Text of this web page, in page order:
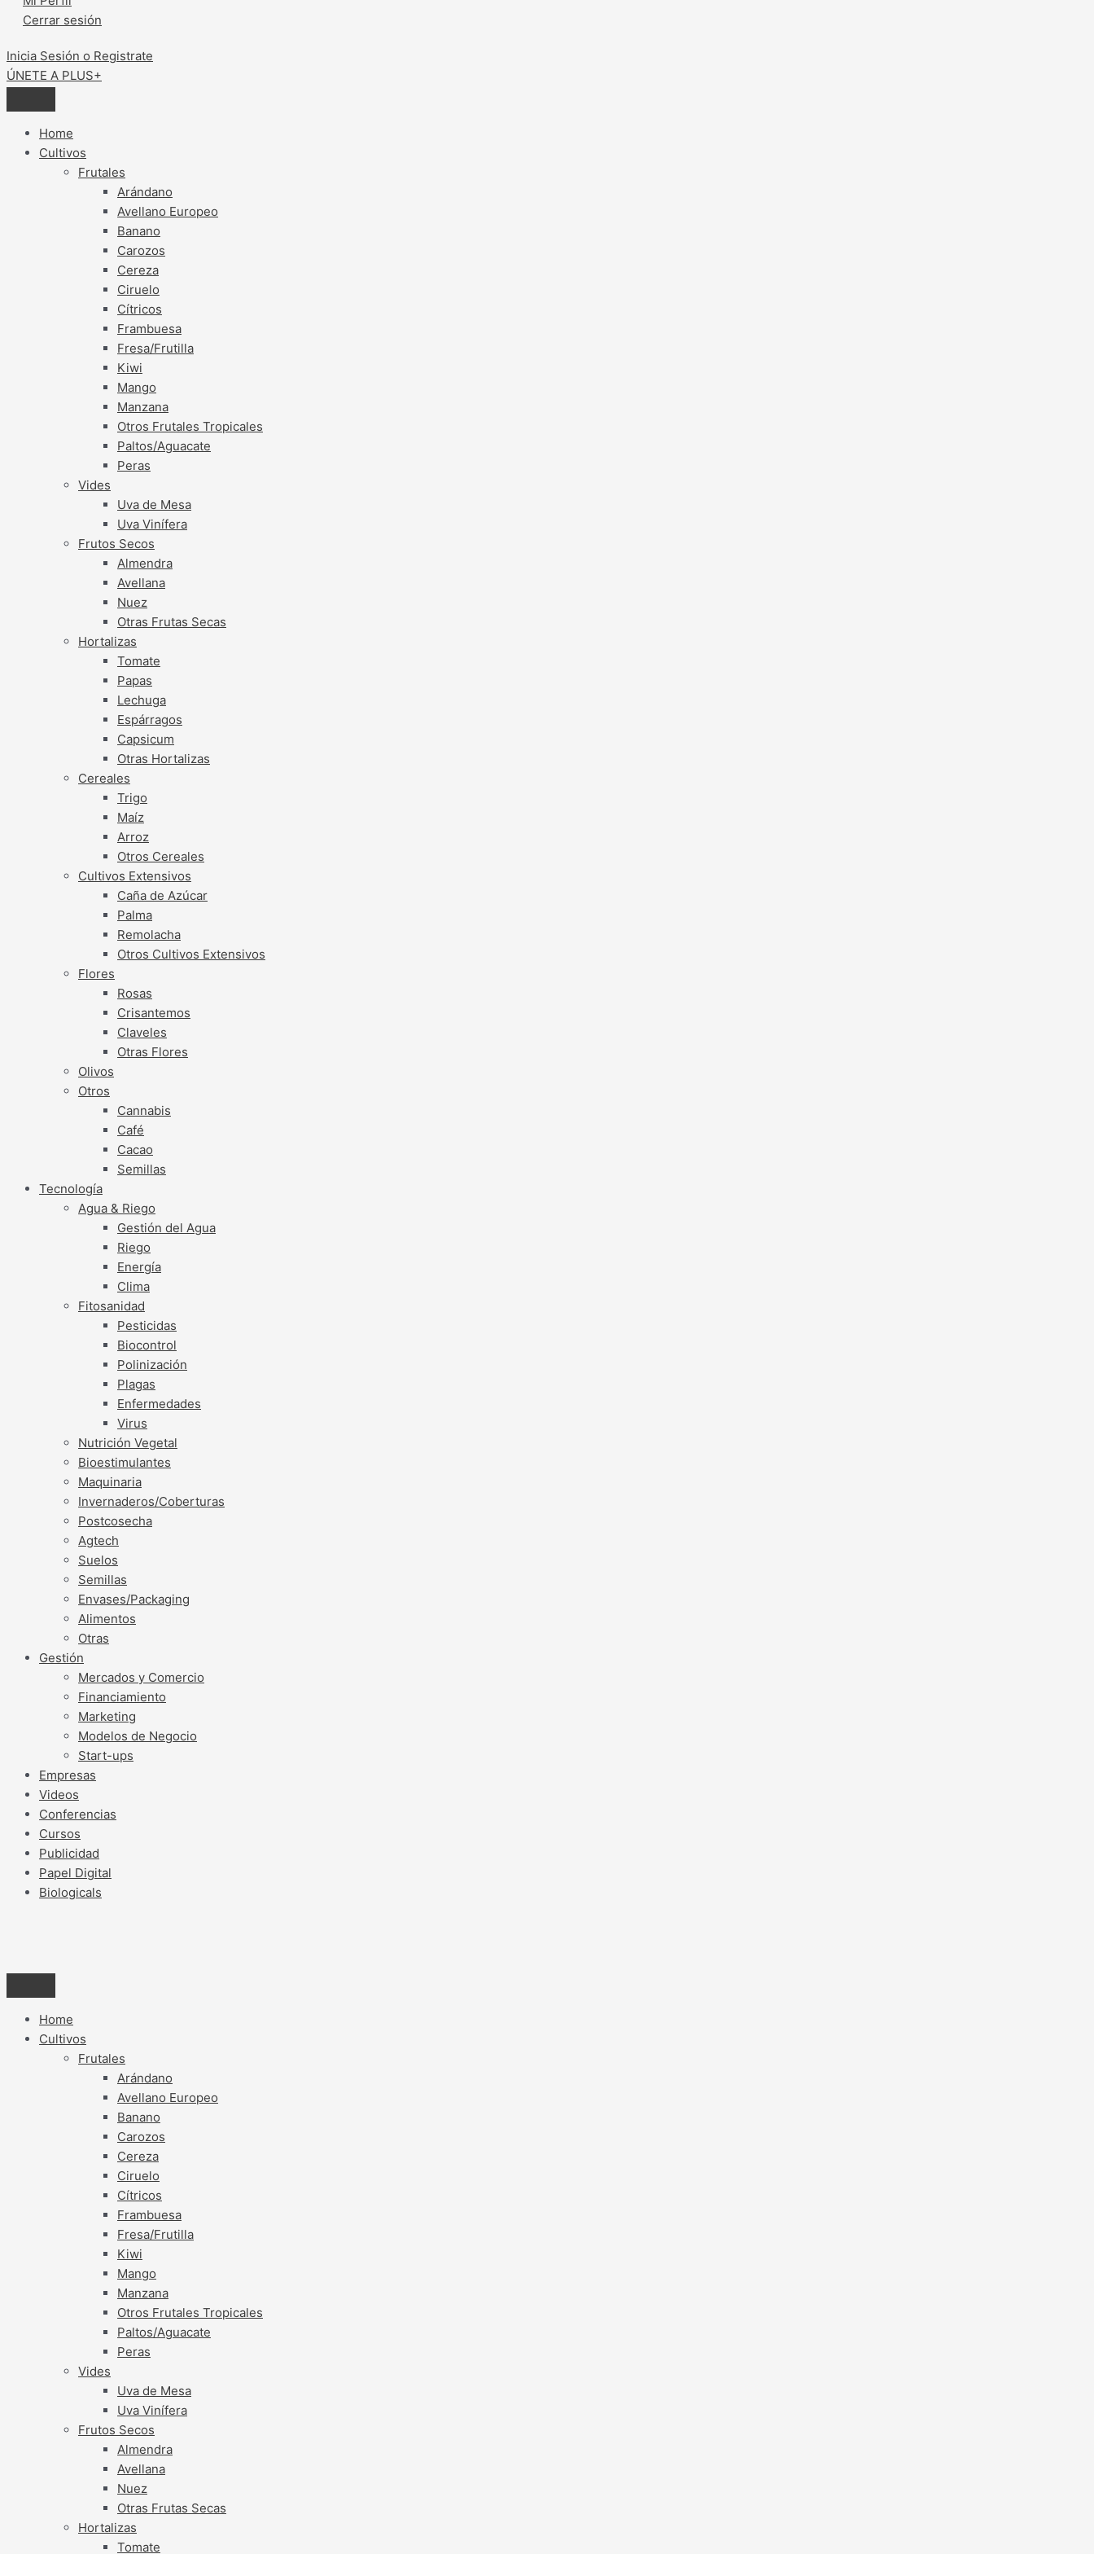
Cerrar sesión
Inicia Sesión o Registrate
ÚNETE A PLUS+
Home
Cultivos
Frutales
Arándano
Avellano Europeo
Banano
Carozos
Cereza
Ciruelo
Cítricos
Frambuesa
Fresa/Frutilla
Kiwi
Mango
Manzana
Otros Frutales Tropicales
Paltos/Aguacate
Peras
Vides
Uva de Mesa
Uva Vinífera
Frutos Secos
Almendra
Avellana
Nuez
Otras Frutas Secas
Hortalizas
Tomate
Papas
Lechuga
Espárragos
Capsicum
Otras Hortalizas
Cereales
Trigo
Maíz
Arroz
Otros Cereales
Cultivos Extensivos
Caña de Azúcar
Palma
Remolacha
Otros Cultivos Extensivos
Flores
Rosas
Crisantemos
Claveles
Otras Flores
Olivos
Otros
Cannabis
Café
Cacao
Semillas
Tecnología
Agua & Riego
Gestión del Agua
Riego
Energía
Clima
Fitosanidad
Pesticidas
Biocontrol
Polinización
Plagas
Enfermedades
Virus
Nutrición Vegetal
Bioestimulantes
Maquinaria
Invernaderos/Coberturas
Postcosecha
Agtech
Suelos
Semillas
Envases/Packaging
Alimentos
Otras
Gestión
Mercados y Comercio
Financiamiento
Marketing
Modelos de Negocio
Start-ups
Empresas
Videos
Conferencias
Cursos
Publicidad
Papel Digital
Biologicals
Home
Cultivos
Frutales
Arándano
Avellano Europeo
Banano
Carozos
Cereza
Ciruelo
Cítricos
Frambuesa
Fresa/Frutilla
Kiwi
Mango
Manzana
Otros Frutales Tropicales
Paltos/Aguacate
Peras
Vides
Uva de Mesa
Uva Vinífera
Frutos Secos
Almendra
Avellana
Nuez
Otras Frutas Secas
Hortalizas
Tomate